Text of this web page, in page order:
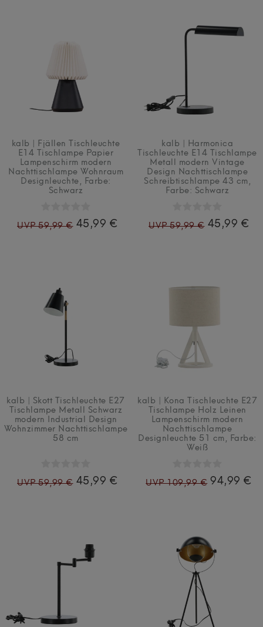
kalb | Fjällen Tischleuchte
E14 Tischlampe Papier
Lampenschirm modern
Nachttischlampe Wohnraum
Designleuchte , Farbe:
Schwarz
UVP 59,99 € 45,99 €
kalb | Harmonica
Tischleuchte E14 Tischlampe
Metall modern Vintage
Design Nachttischlampe
Schreibtischlampe 43 cm ,
Farbe: Schwarz
UVP 59,99 € 45,99 €
kalb | Skott Tischleuchte E27
Tischlampe Metall Schwarz
modern Industrial Design
Wohnzimmer Nachttischlampe
58 cm
UVP 59,99 € 45,99 €
kalb | Kona Tischleuchte E27
Tischlampe Holz Leinen
Lampenschirm modern
Nachttischlampe
Designleuchte 51 cm , Farbe:
Weiß
UVP 109,99 € 94,99 €